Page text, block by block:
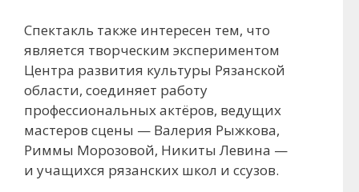
Спектакль также интересен тем, что
является творческим экспериментом
Центра развития культуры Рязанской
области, соединяет работу
профессиональных актёров, ведущих
мастеров сцены — Валерия Рыжкова,
Риммы Морозовой, Никиты Левина —
и учащихся рязанских школ и ссузов.